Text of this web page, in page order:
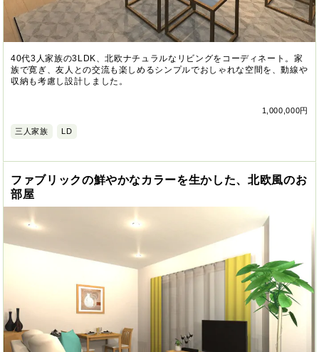
40代3人家族の3LDK、北欧ナチュラルなリビングをコーディネート。家
族で寛ぎ、友人との交流も楽しめるシンプルでおしゃれな空間を、動線や
収納も考慮し設計しました。
1,000,000円
三人家族 LD
ファブリックの鮮やかなカラーを生かした、北欧風のお
部屋